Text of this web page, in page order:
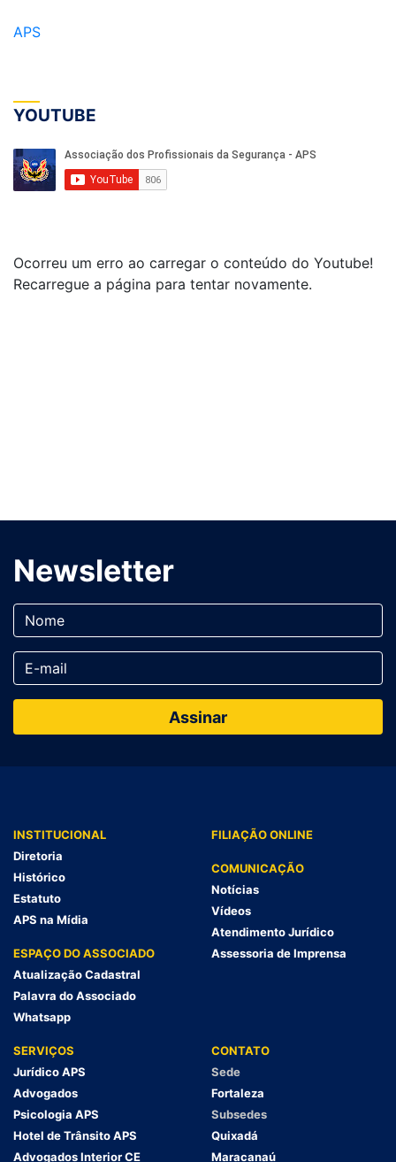
APS
YOUTUBE
Ocorreu um erro ao carregar o conteúdo do Youtube!
Recarregue a página para tentar novamente.
Newsletter
INSTITUCIONAL
Diretoria
Histórico
Estatuto
APS na Mídia
ESPAÇO DO ASSOCIADO
Atualização Cadastral
Palavra do Associado
Whatsapp
FILIAÇÃO ONLINE
COMUNICAÇÃO
Notícias
Vídeos
Atendimento Jurídico
Assessoria de Imprensa
SERVIÇOS
Jurídico APS
Advogados
Psicologia APS
Hotel de Trânsito APS
Advogados Interior CE
CONTATO
Sede
Fortaleza
Subsedes
Quixadá
Maracanaú